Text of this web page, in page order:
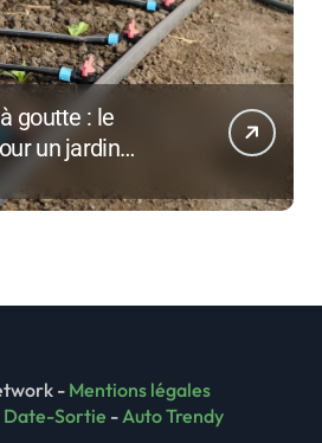
goutte : le
un jardin
à entretenir
- Mentions légales
Date-Sortie - Auto Trendy